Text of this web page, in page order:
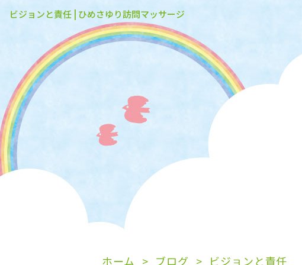
ビジョンと責任 | ひめさゆり訪問マッサージ
ホーム ブログ ビジョンと責任